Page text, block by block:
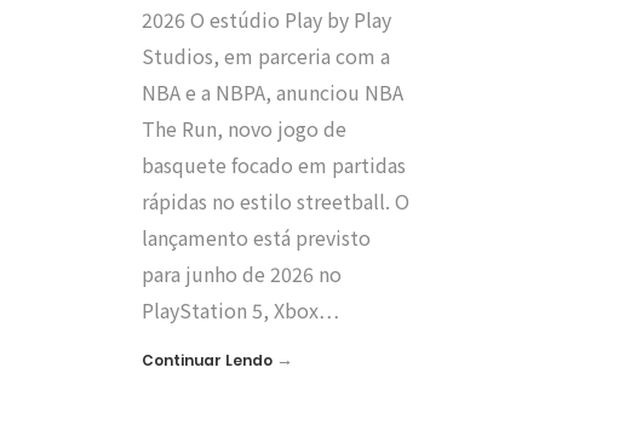
2026 O estúdio Play by Play
Studios, em parceria com a
NBA e a NBPA, anunciou NBA
The Run, novo jogo de
basquete focado em partidas
rápidas no estilo streetball. O
lançamento está previsto
para junho de 2026 no
PlayStation 5, Xbox…
Continuar Lendo →